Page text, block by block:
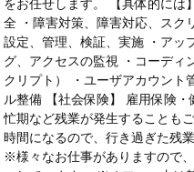
をお任せします。 【具体的には
全 ・障害対策、障害対応、スク
設定、管理、検証、実施 ・アッ
グ、アクセスの監視 ・コーディ
クリプト） ・ユーザアカウント
ル整備 【社会保険】 雇用保険
忙期など残業が発生することも
時間になるので、行き過ぎた残
※様々なお仕事がありますので